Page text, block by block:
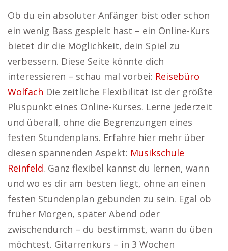
Ob du ein absoluter Anfänger bist oder schon
ein wenig Bass gespielt hast – ein Online-Kurs
bietet dir die Möglichkeit, dein Spiel zu
verbessern. Diese Seite könnte dich
interessieren – schau mal vorbei: Reisebüro
Wolfach Die zeitliche Flexibilität ist der größte
Pluspunkt eines Online-Kurses. Lerne jederzeit
und überall, ohne die Begrenzungen eines
festen Stundenplans. Erfahre hier mehr über
diesen spannenden Aspekt: Musikschule
Reinfeld. Ganz flexibel kannst du lernen, wann
und wo es dir am besten liegt, ohne an einen
festen Stundenplan gebunden zu sein. Egal ob
früher Morgen, später Abend oder
zwischendurch – du bestimmst, wann du üben
möchtest. Gitarrenkurs – in 3 Wochen